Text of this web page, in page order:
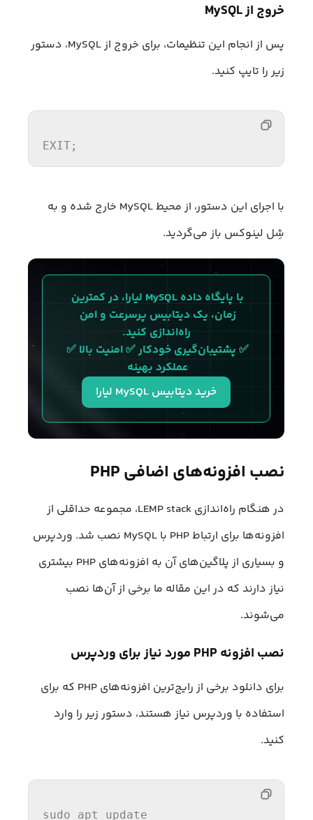
خروج از MySQL
پس از انجام این تنظیمات، برای خروج از MySQL، دستور
زیر را تایپ کنید.
EXIT ;
با اجرای این دستور، از محیط MySQL خارج شده و به
شِل لینوکس باز می‌گردید.
با پایگاه داده MySQL لیارا، در کمترین
زمان، یک دیتابیس پرسرعت و امن
راه‌اندازی کنید.
✅ پشتیبان‌گیری خودکار ✅ امنیت بالا ✅
عملکرد بهینه
خرید دیتابیس MySQL لیارا
نصب افزونه‌های اضافی PHP
در هنگام راه‌اندازی LEMP stack، مجموعه حداقلی از
افزونه‌ها برای ارتباط PHP با MySQL نصب شد. وردپرس
و بسیاری از پلاگین‌های آن به افزونه‌های PHP بیشتری
نیاز دارند که در این مقاله ما برخی از آن‌ها نصب
می‌شوند.
نصب افزونه PHP مورد نیاز برای وردپرس
برای دانلود برخی از رایج‌ترین افزونه‌های PHP که برای
استفاده با وردپرس نیاز هستند، دستور زیر را وارد
کنید.
sudo apt update